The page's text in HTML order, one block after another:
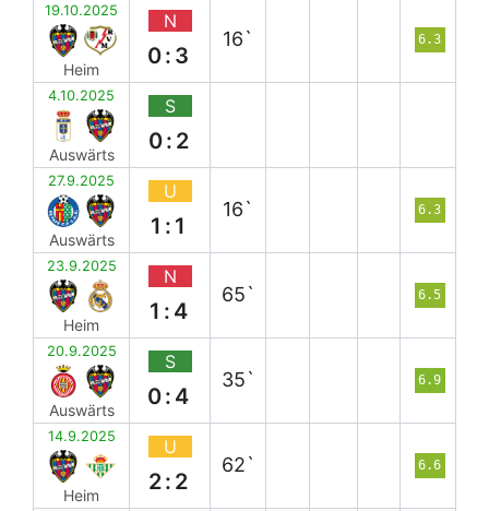
19.10.2025
Heim
N
0:3
16` 6.3
4.10.2025
Auswärts
S
0:2
27.9.2025
Auswärts
U
1:1
16` 6.3
23.9.2025
Heim
N
1:4
65` 6.5
20.9.2025
Auswärts
S
0:4
35` 6.9
14.9.2025
Heim
U
2:2
62` 6.6